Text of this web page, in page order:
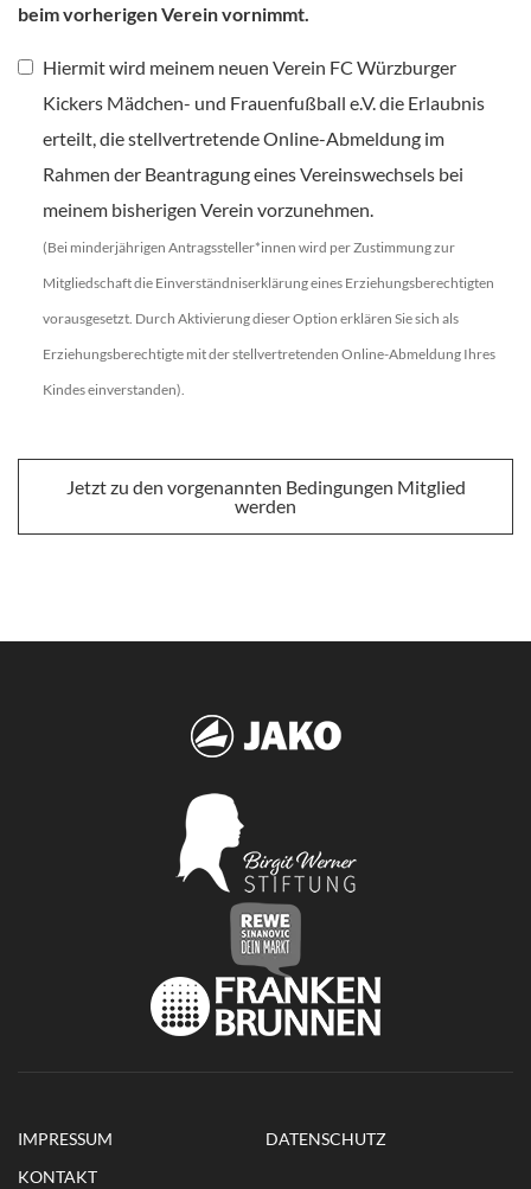
beim vorherigen Verein vornimmt.
Hiermit wird meinem neuen Verein FC Würzburger
Kickers Mädchen- und Frauenfußball e.V. die Erlaubnis
erteilt, die stellvertretende Online-Abmeldung im
Rahmen der Beantragung eines Vereinswechsels bei
meinem bisherigen Verein vorzunehmen.
(Bei minderjährigen Antragssteller*innen wird per Zustimmung zur
Mitgliedschaft die Einverständniserklärung eines Erziehungsberechtigten
vorausgesetzt. Durch Aktivierung dieser Option erklären Sie sich als
Erziehungsberechtigte mit der stellvertretenden Online-Abmeldung Ihres
Kindes einverstanden).
Jetzt zu den vorgenannten Bedingungen Mitglied
werden
IMPRESSUM
DATENSCHUTZ
KONTAKT